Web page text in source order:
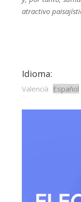
atractivo
Idioma:
Valencià Español